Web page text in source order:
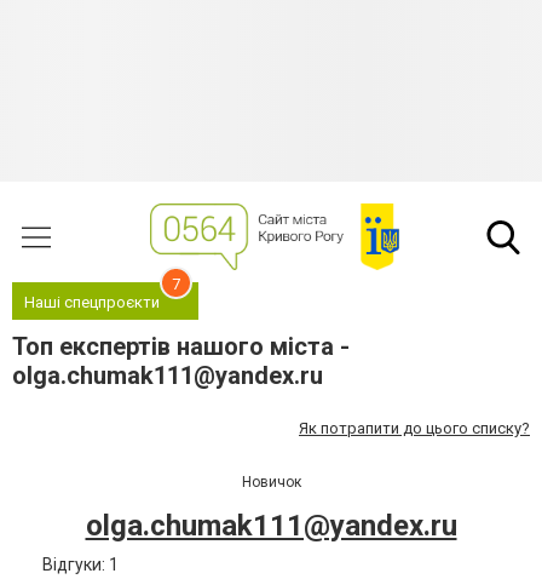
Наші спецпроєкти
7
Топ експертів нашого міста -
olga.chumak111@yandex.ru
Як потрапити до цього списку?
Новичок
olga.chumak111@yandex.ru
Відгуки: 1